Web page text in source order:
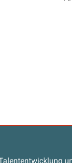
weitere